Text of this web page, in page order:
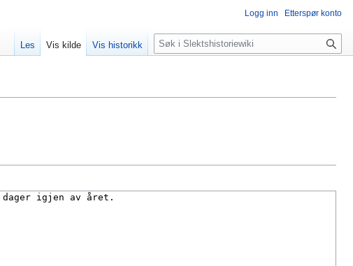
Logg inn Etterspør konto
Les Vis kilde Vis historikk
Søk